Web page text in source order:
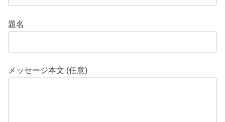
題名
メッセージ本文 (任意)